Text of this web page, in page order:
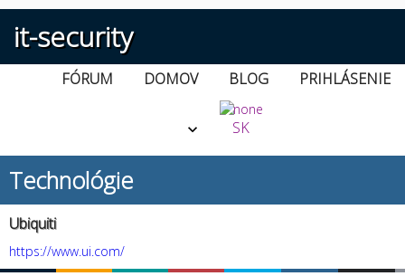
it-security
FÓRUM DOMOV BLOG PRIHLÁSENIE
SK
Technológie
Ubiquiti
https://www.ui.com/